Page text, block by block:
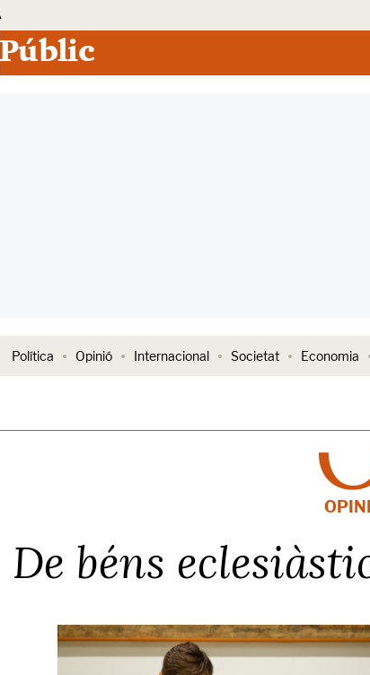
Públic
Política Opinió Internacional Societat Economia
De béns